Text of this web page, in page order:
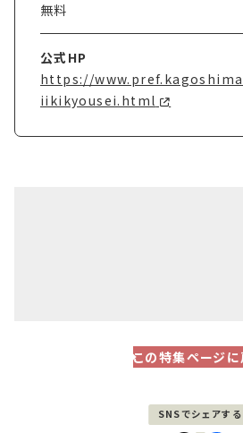
無料
公式HP
https://
iikikyousei.html
この特集ページに